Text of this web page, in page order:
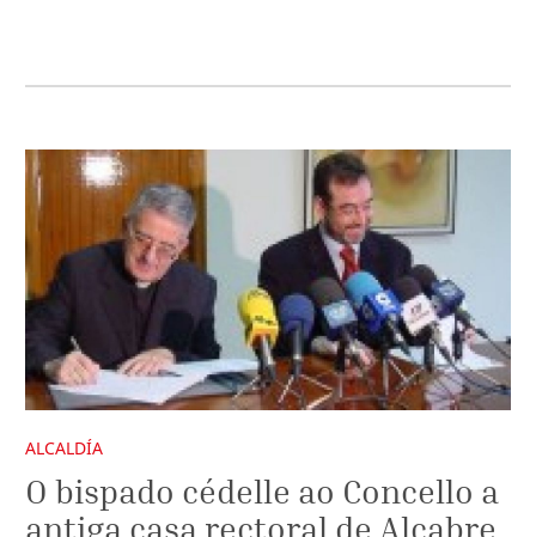
ALCALDÍA
O bispado cédelle ao Concello a
antiga casa rectoral de Alcabre